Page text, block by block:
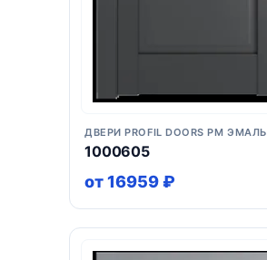
ДВЕРИ PROFIL DOORS PM ЭМАЛЬ
1000605
от 16959 ₽